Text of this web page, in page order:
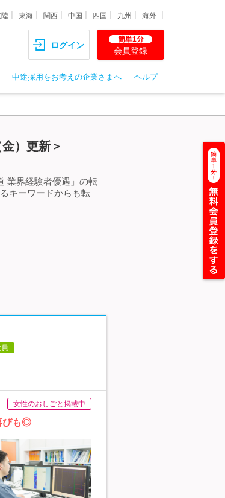
東海 関西 中国 四国 九州 海外
ログイン
簡単1分
会員登録
中途採用をお考えの企業さまへ ヘルプ
）更新＞
業界経験者優遇」の転
キーワードからも転
女性のおしごと掲載中
びも◎